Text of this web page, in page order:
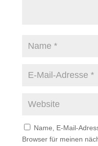
Name, E-Mail-
Browser für meinen